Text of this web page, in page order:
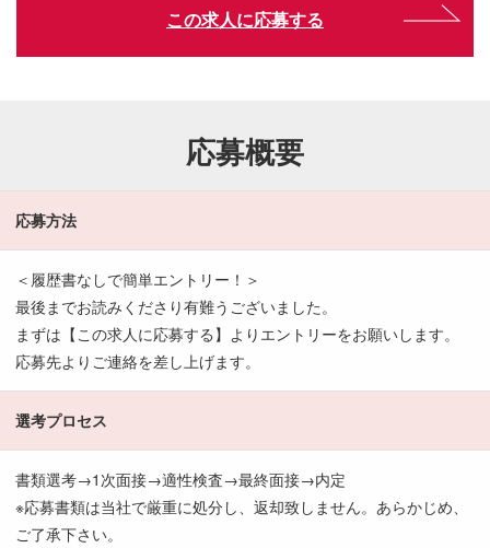
この求人に応募する
応募概要
応募方法
＜履歴書なしで簡単エントリー！＞
最後までお読みくださり有難うございました。
まずは【この求人に応募する】よりエントリーをお願いします。
応募先よりご連絡を差し上げます。
選考プロセス
書類選考→1次面接→適性検査→最終面接→内定
※応募書類は当社で厳重に処分し、返却致しません。あらかじめ、
ご了承下さい。